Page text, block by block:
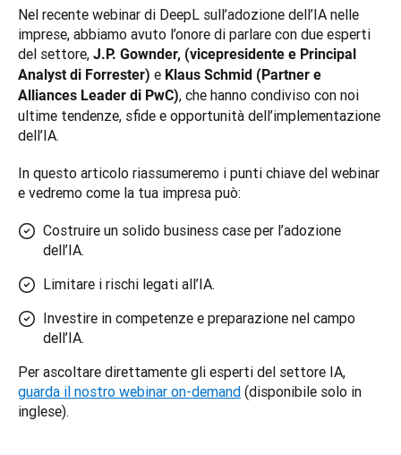
Nel recente webinar di DeepL sull’adozione dell’IA nelle
imprese, abbiamo avuto l’onore di parlare con due esperti
del settore, J.P. Gownder, (vicepresidente e Principal
Analyst di Forrester) e Klaus Schmid (Partner e
Alliances Leader di PwC), che hanno condiviso con noi
ultime tendenze, sfide e opportunità dell’implementazione
dell’IA.
In questo articolo riassumeremo i punti chiave del webinar
e vedremo come la tua impresa può:
Costruire un solido business case per l’adozione
dell’IA.
Limitare i rischi legati all’IA.
Investire in competenze e preparazione nel campo
dell’IA.
guarda il nostro webinar on-demand (disponibile solo in
inglese).